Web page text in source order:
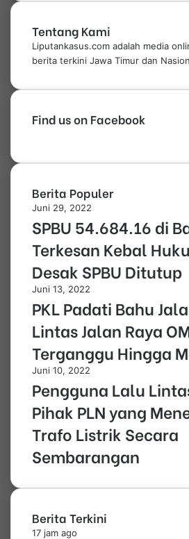
Tentang Kami
Liputankasus.com adalah media
berita terkini Jawa Timur dan
Find us on Facebook
Berita Populer
Juni 29, 2022
SPBU 54.684.16 di
Terkesan Kebal
Desak SPBU Ditutup
Juni 13, 2022
PKL Padati Bahu
Lintas Jalan Raya
Terganggu Hingga
Juni 10, 2022
Pengguna Lalu
Pihak PLN yang
Trafo Listrik Secara
Sembarangan
Berita Terkini
17 jam ago